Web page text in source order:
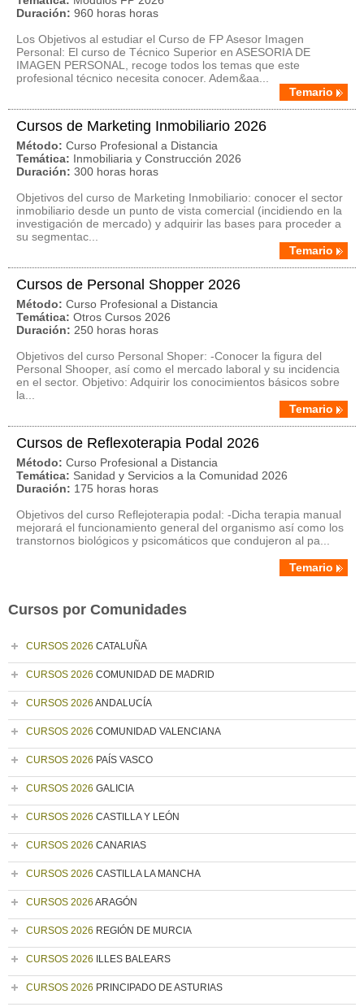
Duración: 960 horas horas
Los Objetivos al estudiar el Curso de FP Asesor Imagen
Personal: El curso de Técnico Superior en ASESORIA DE
IMAGEN PERSONAL, recoge todos los temas que este
profesional técnico necesita conocer. Adem&aa...
Temario
Cursos de Marketing Inmobiliario 2026
Método: Curso Profesional a Distancia
Temática: Inmobiliaria y Construcción 2026
Duración: 300 horas horas
Objetivos del curso de Marketing Inmobiliario: conocer el sector
inmobiliario desde un punto de vista comercial (incidiendo en la
investigación de mercado) y adquirir las bases para proceder a
su segmentac...
Temario
Cursos de Personal Shopper 2026
Método: Curso Profesional a Distancia
Temática: Otros Cursos 2026
Duración: 250 horas horas
Objetivos del curso Personal Shoper: -Conocer la figura del
Personal Shooper, así como el mercado laboral y su incidencia
en el sector. Objetivo: Adquirir los conocimientos básicos sobre
la...
Temario
Cursos de Reflexoterapia Podal 2026
Método: Curso Profesional a Distancia
Temática: Sanidad y Servicios a la Comunidad 2026
Duración: 175 horas horas
Objetivos del curso Reflejoterapia podal: -Dicha terapia manual
mejorará el funcionamiento general del organismo así como los
transtornos biológicos y psicomáticos que condujeron al pa...
Temario
Cursos por Comunidades
CURSOS 2026 CATALUÑA
CURSOS 2026 COMUNIDAD DE MADRID
CURSOS 2026 ANDALUCÍA
CURSOS 2026 COMUNIDAD VALENCIANA
CURSOS 2026 PAÍS VASCO
CURSOS 2026 GALICIA
CURSOS 2026 CASTILLA Y LEÓN
CURSOS 2026 CANARIAS
CURSOS 2026 CASTILLA LA MANCHA
CURSOS 2026 ARAGÓN
CURSOS 2026 REGIÓN DE MURCIA
CURSOS 2026 ILLES BALEARS
CURSOS 2026 PRINCIPADO DE ASTURIAS